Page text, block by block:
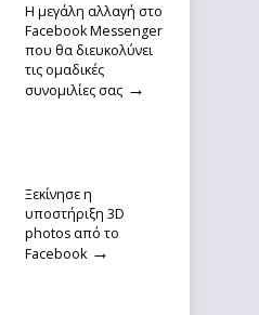
Η μεγάλη αλλαγή στο
Facebook Messenger
που θα διευκολύνει
τις ομαδικές
συνομιλίες σας →
Ξεκίνησε η
υποστήριξη 3D
photos από το
Facebook →